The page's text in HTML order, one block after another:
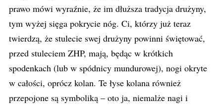
prawo mówi wyraźnie, że im dłuższa tradycja drużyny,
tym wyżej sięga pokrycie nóg. Ci, którzy już teraz
twierdzą, że stulecie swej drużyny powinni świętować,
przed stuleciem ZHP, mają, będąc w krótkich
spodenkach (lub w spódnicy mundurowej), nogi okryte
w całości, oprócz kolan. Te łyse kolana również
przepojone są symboliką – oto ja, niemalże nagi i